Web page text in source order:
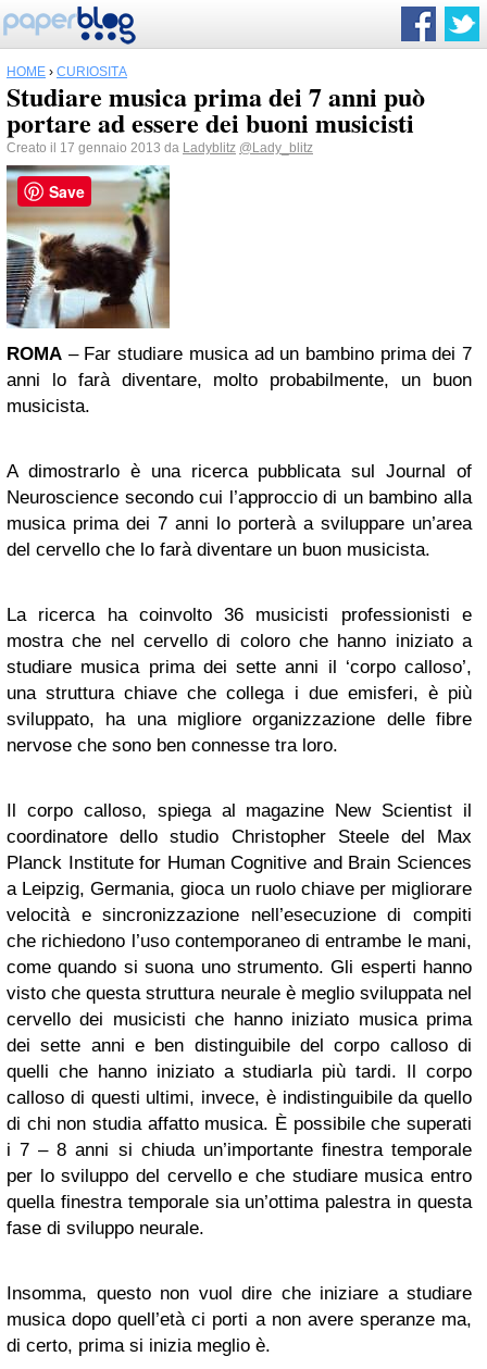
HOME › CURIOSITÀ
Studiare musica prima dei 7 anni può
portare ad essere dei buoni musicisti
Creato il 17 gennaio 2013 da Ladyblitz @Lady_blitz
ROMA – Far studiare musica ad un bambino prima dei 7
anni lo farà diventare, molto probabilmente, un buon
musicista.
A dimostrarlo è una ricerca pubblicata sul Journal of
Neuroscience secondo cui l’approccio di un bambino alla
musica prima dei 7 anni lo porterà a sviluppare un’area
del cervello che lo farà diventare un buon musicista.
La ricerca ha coinvolto 36 musicisti professionisti e
mostra che nel cervello di coloro che hanno iniziato a
studiare musica prima dei sette anni il ‘corpo calloso’,
una struttura chiave che collega i due emisferi, è più
sviluppato, ha una migliore organizzazione delle fibre
nervose che sono ben connesse tra loro.
Il corpo calloso, spiega al magazine New Scientist il
coordinatore dello studio Christopher Steele del Max
Planck Institute for Human Cognitive and Brain Sciences
a Leipzig, Germania, gioca un ruolo chiave per migliorare
velocità e sincronizzazione nell’esecuzione di compiti
che richiedono l’uso contemporaneo di entrambe le mani,
come quando si suona uno strumento. Gli esperti hanno
visto che questa struttura neurale è meglio sviluppata nel
cervello dei musicisti che hanno iniziato musica prima
dei sette anni e ben distinguibile del corpo calloso di
quelli che hanno iniziato a studiarla più tardi. Il corpo
calloso di questi ultimi, invece, è indistinguibile da quello
di chi non studia affatto musica. È possibile che superati
i 7 – 8 anni si chiuda un’importante finestra temporale
per lo sviluppo del cervello e che studiare musica entro
quella finestra temporale sia un’ottima palestra in questa
fase di sviluppo neurale.
Insomma, questo non vuol dire che iniziare a studiare
musica dopo quell’età ci porti a non avere speranze ma,
di certo, prima si inizia meglio è.
Save